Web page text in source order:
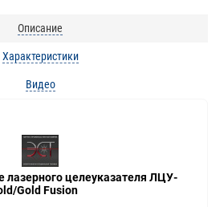
Описание
Характеристики
Видео
лазерного целеуказателя ЛЦУ-
Gold Fusion